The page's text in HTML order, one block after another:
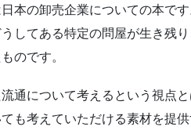
日本の卸売企業についての本で
してある特定の問屋が生き残
のです。
通について考えるという視点
も考えていただける素材を提供